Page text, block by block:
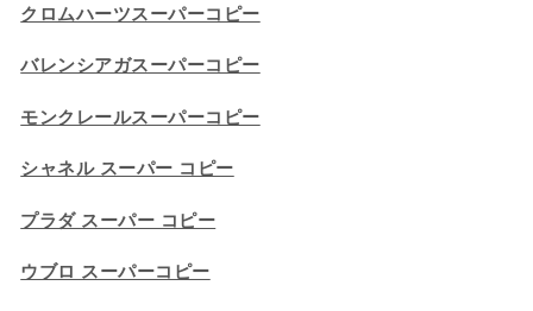
クロムハーツスーパーコピー
バレンシアガスーパーコピー
モンクレールスーパーコピー
シャネル スーパー コピー
プラダ スーパー コピー
ウブロ スーパーコピー